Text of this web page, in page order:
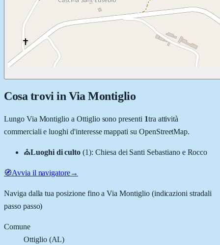
Cosa trovi in Via Montiglio
Lungo Via Montiglio a Ottigliosono presenti 1tra attività
commerciali e luoghi d'interesse mappati su OpenStreetMap.
⛪Luoghi di culto (1): Chiesa dei Santi Sebastiano e Rocco
🧭Avvia il navigatore→
Naviga dalla tua posizione fino aVia Montiglio(indicazioni stradali
passo passo)
Comune
Ottiglio(AL)